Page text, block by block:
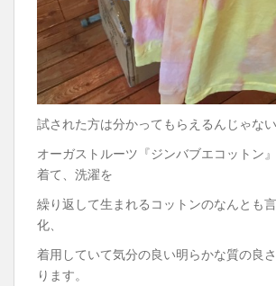
試された方は分かってもらえるんじゃな
オーガストルーツ『ジンバブエコットン』
着て、洗濯を
繰り返して生まれるコットンのなんとも
化、
着用していて気分の良い明らかな質の良
ります。